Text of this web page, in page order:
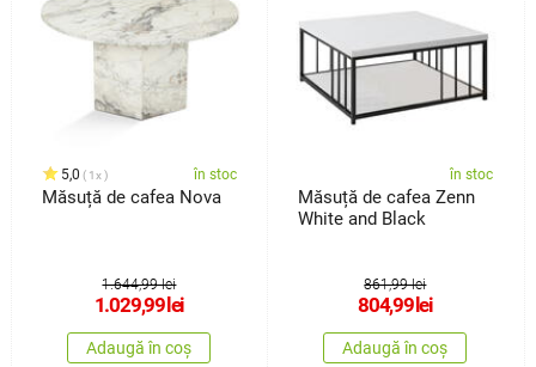
5,0 1x în stoc
Măsuță de cafea Nova
1.644,99 lei
1.029,99lei
Adaugă în coș
în stoc
Măsuță de cafea Zenn
White and Black
861,99 lei
804,99lei
Adaugă în coș